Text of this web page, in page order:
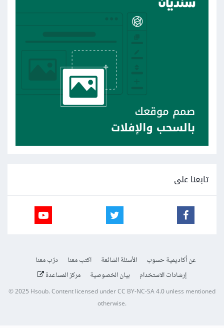
تابعنا على
عن أكاديمية حسوب الأسئلة الشائعة اكتب معنا
درّب معنا
إرشادات الاستخدام
بيان الخصوصية مركز المساعدة
© 2025Hsoub.Content licensed underCC BY-NC-SA 4.0unless mentioned
otherwise.